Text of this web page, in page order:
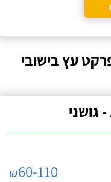
עץ בישובי
₪60-110